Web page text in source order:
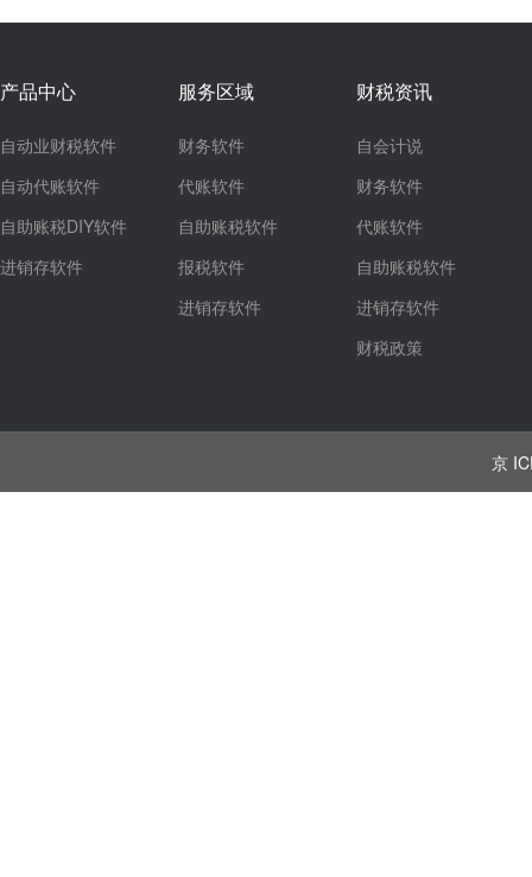
产品中心
自动业财税软件
自动代账软件
自助账税DIY软件
进销存软件
服务区域
财务软件
代账软件
自助账税软件
报税软件
进销存软件
财税资讯
自会计说
财务软件
代账软件
自助账税软件
进销存软件
财税政策
京